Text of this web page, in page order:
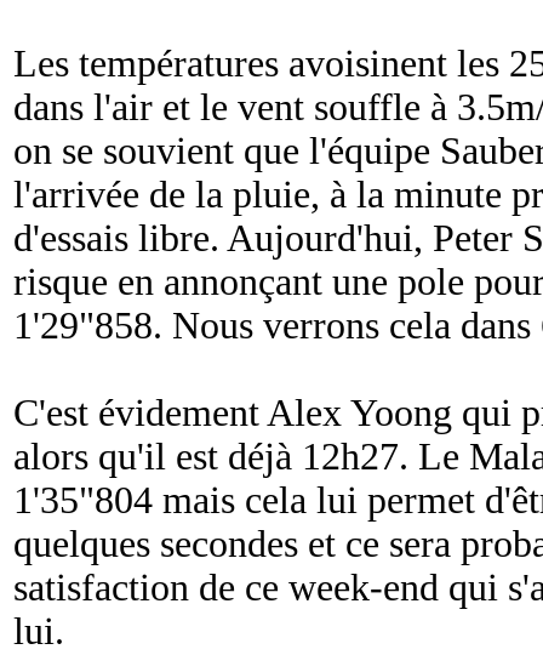
Les températures avoisinent les
dans l'air et le vent souffle à
on se souvient que l'équipe
l'arrivée de la pluie, à la minute
d'essais libre. Aujourd'hui, Peter
risque en annonçant une pole
1'29"858. Nous verrons cela
C'est évidement Alex Yoong qui
alors qu'il est déjà 12h27. Le
1'35"804 mais cela lui permet
quelques secondes et ce sera
satisfaction de ce week-end qui
lui.